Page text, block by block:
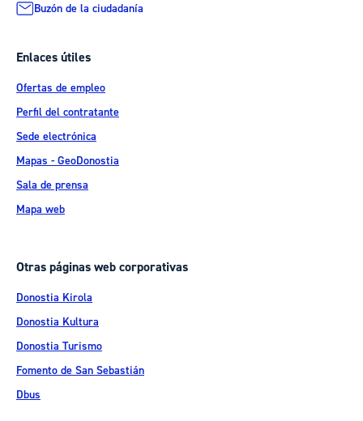
Buzón de la ciudadanía
Enlaces útiles
Ofertas de empleo
Perfil del contratante
Sede electrónica
Mapas - GeoDonostia
Sala de prensa
Mapa web
Otras páginas web corporativas
Donostia Kirola
Donostia Kultura
Donostia Turismo
Fomento de San Sebastián
Dbus